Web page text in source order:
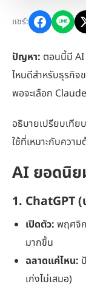
แชร์:
ปัญหา: ตอนนี้มี AI
ไหนดีสำหรับธุรกิ
พอจะเลือก
อธิบายเปรียบเทีย
ใช้ที่เหมาะกับควา
AI ยอดนิย
1. ChatGPT
เปิดตัว: พฤศจิ
มากขึ้น
ฉลาดแค่ไหน:
เก่งไม่เสมอ)